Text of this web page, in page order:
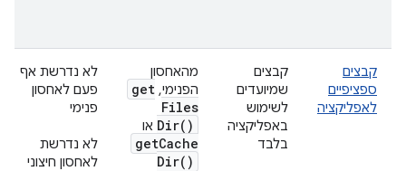
קבצים
ספציפיים
לאפליקציה
קבצים
שמיועדים
לשימוש
באפליקציה
בלבד
מהאחסון
הפנימי, get
Files
Dir( ) או
getCache
Dir( )
לא נדרשת אף
פעם לאחסון
פנימי
לא נדרשת
לאחסון חיצוני